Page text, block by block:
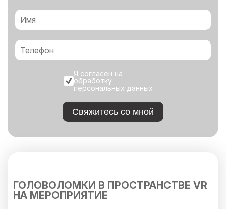
Я согласен на
обработку
персональных данных
Свяжитесь со мной
ГОЛОВОЛОМКИ В ПРОСТРАНСТВЕ VR
НА МЕРОПРИЯТИЕ